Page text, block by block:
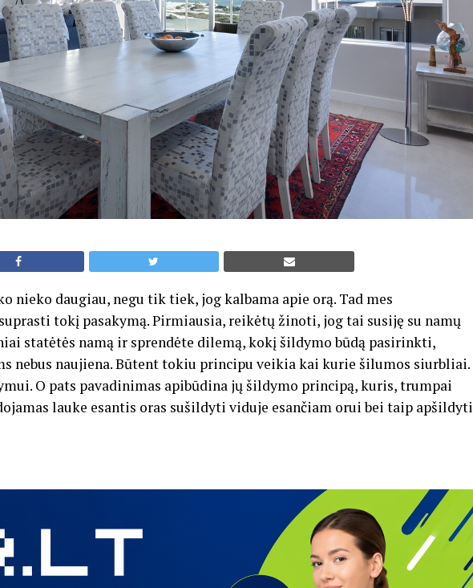
nieko daugiau, negu tik tiek, jog kalbama apie orą. Tad mes
tokį pasakymą. Pirmiausia, reikėtų žinoti, jog tai susiję su namų
statėtės namą ir sprendėte dilemą, kokį šildymo būdą pasirinkti,
nebus naujiena. Būtent tokiu principu veikia kai kurie šilumos siurbliai.
O pats pavadinimas apibūdina jų šildymo principą, kuris, trumpai
lauke esantis oras sušildyti viduje esančiam orui bei taip apšildyti